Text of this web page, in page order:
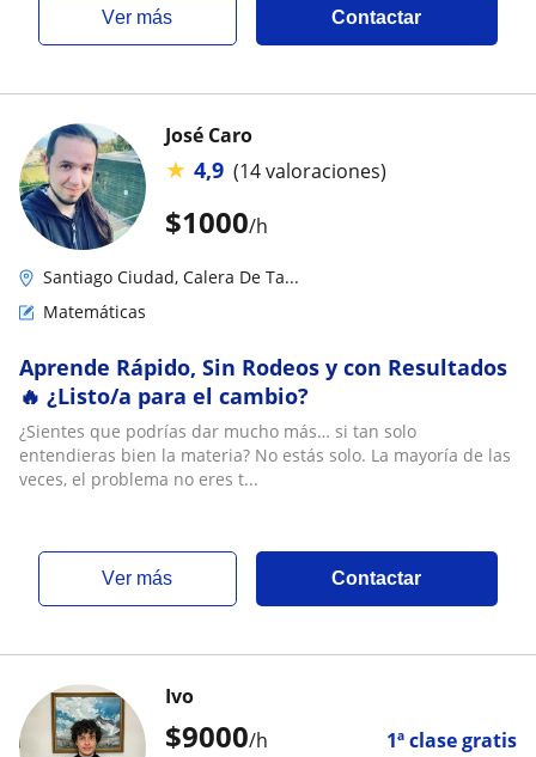
ver más Contactar
$1000/h
José Caro
★ 4,9 (14 valoraciones)
Santiago Ciudad, Calera De Ta...
Matemáticas
Aprende Rápido, Sin Rodeos y con Resultados
🔥 ¿Listo/a para el cambio?
¿Sientes que podrías dar mucho más… si tan solo
entendieras bien la materia? No estás solo. La mayoría de las
veces, el problema no eres t...
ver más Contactar
$9000/h 1ª clase gratis
Ivo